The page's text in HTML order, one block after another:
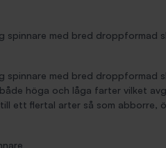
spinnare med bred droppformad
spinnare med bred droppformad
höga och låga farter vilket
ett flertal arter så som abborre,